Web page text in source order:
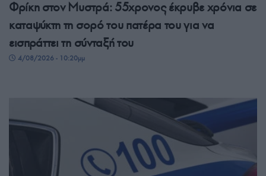
Φρίκη στον Μυστρά: 55χρονος έκρυβε χρόνια σε
καταψύκτη τη σορό του πατέρα του για να
εισπράττει τη σύνταξή του
4/08/2026 - 10:20μμ